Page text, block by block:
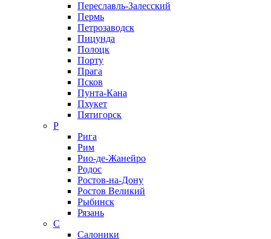
Переславль-Залесский
Пермь
Петрозаводск
Пицунда
Полоцк
Порту
Прага
Псков
Пунта-Кана
Пхукет
Пятигорск
Р
Рига
Рим
Рио-де-Жанейро
Родос
Ростов-на-Дону
Ростов Великий
Рыбинск
Рязань
С
Салоники